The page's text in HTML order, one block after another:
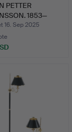
PETTER
1853—
16. Sep 2025